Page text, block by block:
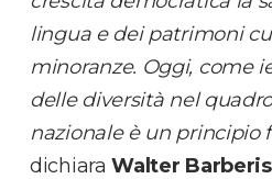
lingua e dei patrimoni
minoranze. Oggi, come
delle diversità nel
nazionale è un principio
dichiaraWalter Barberis